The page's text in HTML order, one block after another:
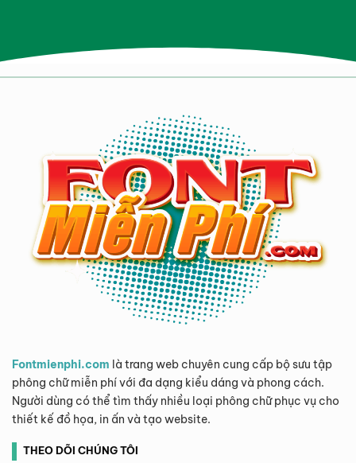
Fontmienphi.com là trang web chuyên cung cấp bộ sưu tập
phông chữ miễn phí với đa dạng kiểu dáng và phong cách.
Người dùng có thể tìm thấy nhiều loại phông chữ phục vụ cho
thiết kế đồ họa, in ấn và tạo website.
THEO DÕI CHÚNG TÔI